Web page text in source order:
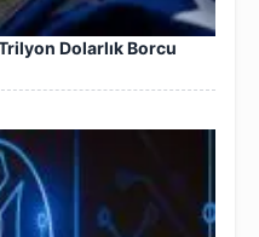
Dolarlık Borcu